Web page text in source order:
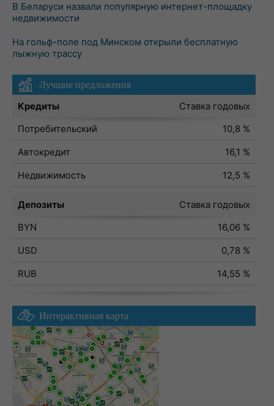
В Беларуси назвали популярную интернет-площадку
недвижимости
На гольф-поле под Минском открыли бесплатную
лыжную трассу
Лучшие предложения
Кредиты
Ставка годовых
Потребительский
10,8 %
Автокредит
16,1 %
Недвижимость
12,5 %
Депозиты
Ставка годовых
BYN
16,06 %
USD
0,78 %
RUB
14,55 %
Интерактивная карта